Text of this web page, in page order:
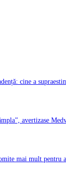
cine a
avertizase
mai mult pentru